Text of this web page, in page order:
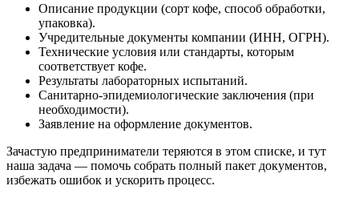
Описание продукции (сорт кофе, способ обработки,
упаковка).
Учредительные документы компании (ИНН, ОГРН).
Технические условия или стандарты, которым
соответствует кофе.
Результаты лабораторных испытаний.
Санитарно-эпидемиологические заключения (при
необходимости).
Заявление на оформление документов.
Зачастую предприниматели теряются в этом списке, и тут
наша задача — помочь собрать полный пакет документов,
избежать ошибок и ускорить процесс.